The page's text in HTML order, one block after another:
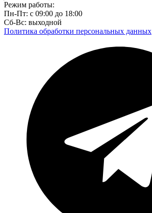
Режим работы:
Пн-Пт: с 09:00 до 18:00
Сб-Вс: выходной
Политика обработки персональных данных